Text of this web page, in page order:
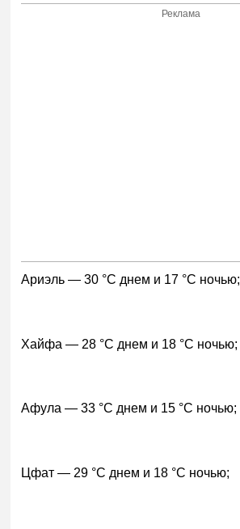
Реклама
Ариэль — 30 °C днем и 17 °C ночью;
Хайфа — 28 °C днем и 18 °C ночью;
Афула — 33 °C днем и 15 °C ночью;
Цфат — 29 °C днем и 18 °C ночью;